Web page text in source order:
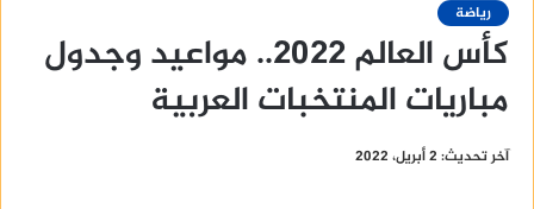
رياضة
كأس العالم 2022.. مواعيد وجدول
مباريات المنتخبات العربية
آخر تحديث: 2 أبريل، 2022